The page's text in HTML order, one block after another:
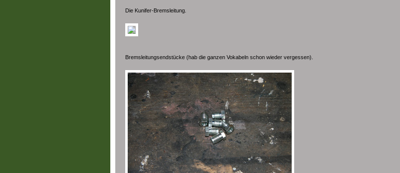
Die Kunifer-Bremsleitung.
Bremsleitungsendstücke (hab die ganzen Vokabeln schon wieder vergessen).